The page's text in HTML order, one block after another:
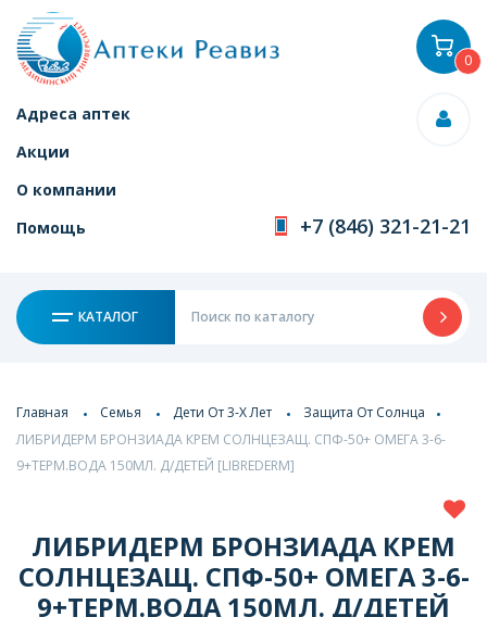
Адреса аптек
Акции
О компании
Помощь
+7 (846) 321-21-21
КАТАЛОГ
0
Главная Семья Дети От 3-Х Лет
Защита От Солнца
ЛИБРИДЕРМ БРОНЗИАДА КРЕМ СОЛНЦЕЗАЩ. СПФ-50+ ОМЕГА 3-6-
9+ТЕРМ.ВОДА 150МЛ. Д/ДЕТЕЙ [LIBREDERM]
ЛИБРИДЕРМ БРОНЗИАДА КРЕМ
СОЛНЦЕЗАЩ. СПФ-50+ ОМЕГА 3-6-
9+ТЕРМ.ВОДА 150МЛ. Д/ДЕТЕЙ